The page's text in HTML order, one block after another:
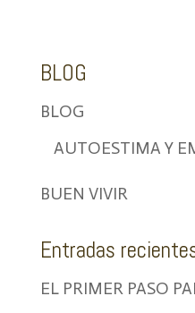
b
o
o
k
p
BLOG
BLOG
AUTOESTIMA Y
BUEN VIVIR
Entradas
EL PRIMER PASO